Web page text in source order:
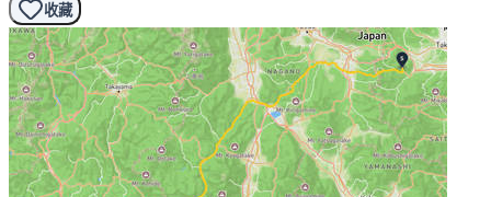
收藏